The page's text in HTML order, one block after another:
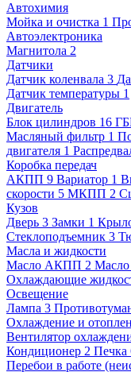
Автохимия
Мойка и очистка 1
Автоэлектроника
Магнитола 2
Датчики
Датчик коленвала 3
Датчик температуры 1
Двигатель
Блок цилиндров 16
Масляный фильтр 1
двигателя 1
Коробка передач
АКПП 9 Вариатор 1
скорости 5 МКПП 2
Кузов
Дверь 3 Замки 1
Стеклоподъемник 3
Масла и жидкости
Масло АКПП 2 Масло
Охлаждающие
Освещение
Лампа 3
Охлаждение и
Вентилятор
Кондиционер 2 Печка
Перебои в работе